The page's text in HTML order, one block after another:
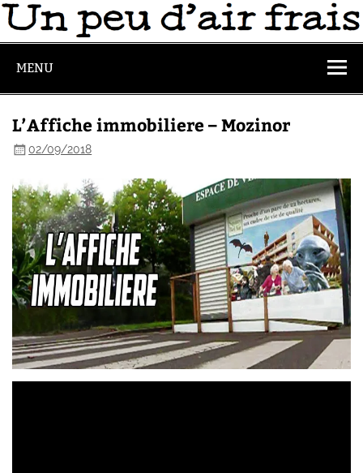
MENU
L’Affiche immobiliere – Mozinor
02/09/2018